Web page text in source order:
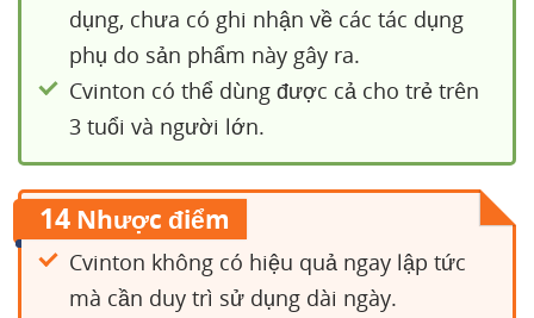
dụng, chưa có ghi nhận về các tác dụng
phụ do sản phẩm này gây ra.
Cvinton có thể dùng được cả cho trẻ trên
3 tuổi và người lớn.
14 Nhược điểm
Cvinton không có hiệu quả ngay lập tức
mà cần duy trì sử dụng dài ngày.